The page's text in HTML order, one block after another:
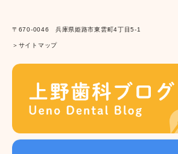
〒670-0046 兵庫県姫路市東雲町4丁目5-1
＞サイトマップ